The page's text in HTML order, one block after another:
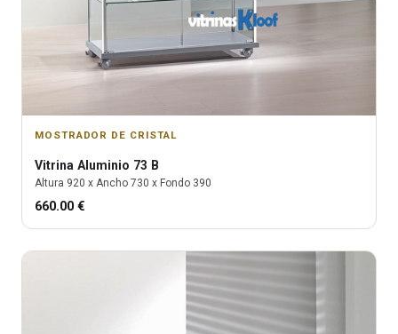
MOSTRADOR DE CRISTAL
Vitrina Aluminio 73 B
Altura 920 x Ancho 730 x Fondo 390
660.00 €